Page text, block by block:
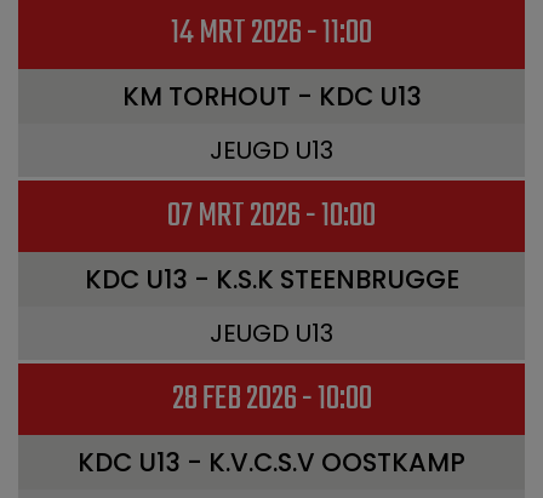
14 MRT 2026 - 11:00
KM TORHOUT - KDC U13
JEUGD U13
07 MRT 2026 - 10:00
KDC U13 - K.S.K STEENBRUGGE
JEUGD U13
28 FEB 2026 - 10:00
KDC U13 - K.V.C.S.V OOSTKAMP